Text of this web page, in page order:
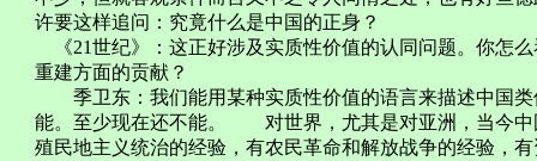
许要这样追问：究竟什么是中国的正身？
《21世纪》：这正好涉及实质性价值的认同问题。你怎
重建方面的贡献？
季卫东：我们能用某种实质性价值的语言来描述中国类
能。至少现在还不能。 对世界，尤其是对亚洲，当今中
殖民地主义统治的经验，有农民革命和解放战争的经验，